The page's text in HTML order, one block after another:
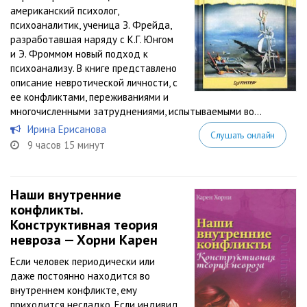
американский психолог,
психоаналитик, ученица З. Фрейда,
разработавшая наряду с К.Г. Юнгом
и Э. Фроммом новый подход к
психоанализу. В книге представлено
описание невротической личности, с
ее конфликтами, переживаниями и
многочисленными затруднениями, испытываемыми во...
Ирина Ерисанова
9 часов 15 минут
Слушать онлайн
Наши внутренние
конфликты.
Конструктивная теория
невроза — Хорни Карен
Если человек периодически или
даже постоянно находится во
внутреннем конфликте, ему